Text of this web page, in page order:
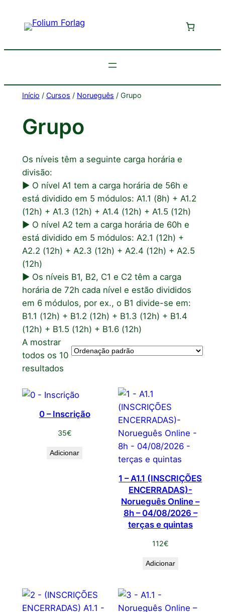
conteúdo
Início / Cursos / Norueguês / Grupo
Grupo
Os níveis têm a seguinte carga horária e
divisão:
► O nível A1 tem a carga horária de 56h e
está dividido em 5 módulos: A1.1 (8h) + A1.2
(12h) + A1.3 (12h) + A1.4 (12h) + A1.5 (12h)
► O nível A2 tem a carga horária de 60h e
está dividido em 5 módulos: A2.1 (12h) +
A2.2 (12h) + A2.3 (12h) + A2.4 (12h) + A2.5
(12h)
► Os níveis B1, B2, C1 e C2 têm a carga
horária de 72h cada nível e estão divididos
em 6 módulos, por ex., o B1 divide-se em:
B1.1 (12h) + B1.2 (12h) + B1.3 (12h) + B1.4
(12h) + B1.5 (12h) + B1.6 (12h)
A mostrar
todos os 10
resultados
0 – Inscrição
35€
Adicionar
1 – A1.1 (INSCRIÇÕES
ENCERRADAS)-
Norueguês Online –
8h – 04/08/2026 –
terças e quintas
112€
Adicionar